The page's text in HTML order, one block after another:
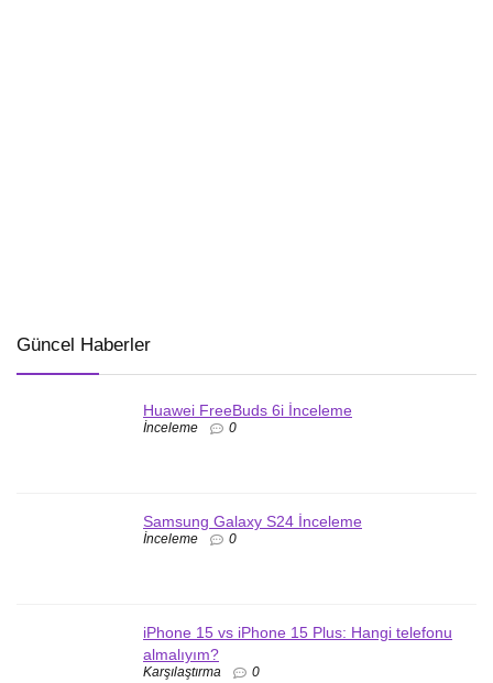
Güncel Haberler
Huawei FreeBuds 6i İnceleme
İnceleme 0
Samsung Galaxy S24 İnceleme
İnceleme 0
iPhone 15 vs iPhone 15 Plus: Hangi telefonu
almalıyım?
Karşılaştırma 0